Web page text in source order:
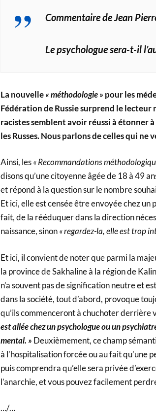
Commentaire de Jean
Le psychologue sera-t-il
La nouvelle« méthodologie » pour les
Fédération de Russie surprend le lecteur
racistes semblent avoir réussi à étonner
les Russes. Nous parlons de celles qui ne
Ainsi, les« Recommandations
disons qu’une citoyenne âgée de 18 à 49
et répond à la question sur le nombre
Et ici, elle est censée être envoyée chez
fait, de la rééduquer dans la direction
naissance, sinon« regardez-la, elle est trop
Et ici, il convient de noter que parmi la
la province de Sakhaline à la région de
n’a souvent pas de signification neutre et
dans la société, tout d’abord, provoque
qu’ils commenceront à chuchoter derrière
est allée chez un psychologue ou un
mental. » Deuxièmement, ce champ
à l’hospitalisation forcée ou au fait qu’une
puis comprendra qu’elle sera privée
l’anarchie, et vous pouvez facilement
…/…